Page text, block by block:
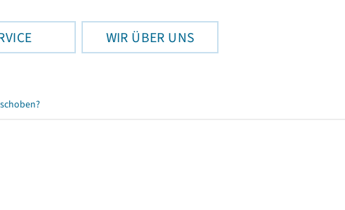
WIR ÜBER UNS